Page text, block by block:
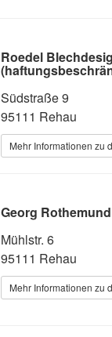
Roedel
Südstraße 9
95111 Rehau
Mehr Informationen zu
Georg
Mühlstr. 6
95111 Rehau
Mehr Informationen zu